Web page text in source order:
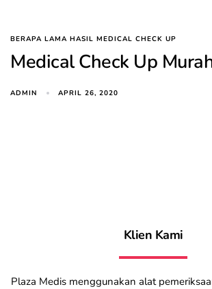
BERAPA LAMA HASIL MEDICAL CHECK UP
Medical Check Up
ADMIN APRIL 26, 2020
Klien Kami
Plaza Medis menggunakan alat